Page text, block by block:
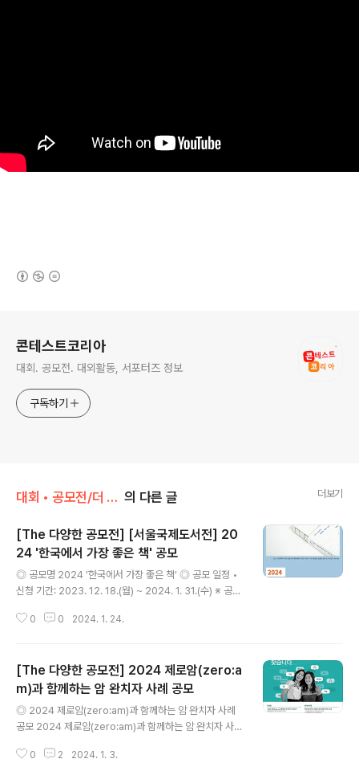
콘테스트코리아
대회. 공모전. 대외활동, 서포터즈 정보
구독하기
대회 • 공모전/더 다양한 대회 • 공모전 의 다른 글 더보기
[The 다양한 공모전] [서울국제도서전] 20
24 '한국에서 가장 좋은 책' 공모
◎ 공모명 2024 '한국에서 가장 좋은 책' ◎ 공모 일정 •
신청 기간: 2023. 12. 18.(월) ~ 2024. 1. 31.(수) ※ 공모
발송 24. 1. 31.(수) 날인까지 인정) • 심사 일정: 2024. 2
인 부문) - 출판사 또는 북 디자이너 ※ 단, 출판사와 북 디
자이너 양측 모두의 동의를 얻은 도서만 공모 신청 가능함.
출판사와 북 디자이너 양측의 공모 신청 동의가 없는 경우,
심사에서 제외됨(아름다운 책에 해당) 2) 한국에서 가장 즐
거운 책 (그림책 부문) - 출판사 또는 작가(글/그림..
0 0 2024. 1. 24.
[The 다양한 공모전] 2024 제로암(zero:a
m)과 함께하는 암 완치자 사례 공모
◎ 2024 제로암(zero:am)과 함께하는 암 완치자 사례
공모 2024 제로암(zero:am)과 함께하는 암 완치자 사례
함께하는 암 완치자 사례 공모 - 주 최 : 스탬피플협동조합
0 2 2024. 1. 3.